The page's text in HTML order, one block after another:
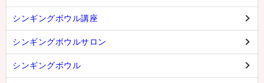
シンギングボウル講座
シンギングボウルサロン
シンギングボウル